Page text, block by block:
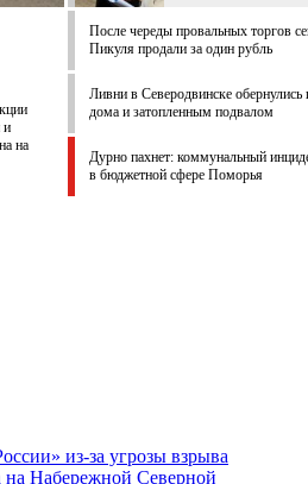
и
на
После череды провальных торгов
Пикуля продали за один рубль
Ливни в Северодвинске
дома и затопленным подвалом
Дурно пахнет: коммунальный
в бюджетной сфере Поморья
из-за угрозы взрыва
Набережной Северной